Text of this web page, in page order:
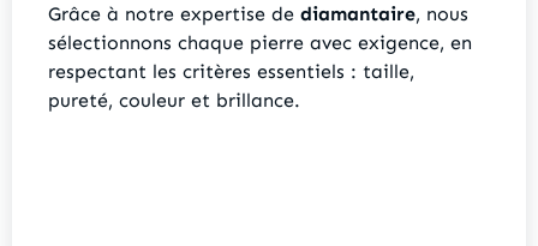
Grâce à notre expertise de diamantaire, nous
sélectionnons chaque pierre avec exigence, en
respectant les critères essentiels : taille,
pureté, couleur et brillance.